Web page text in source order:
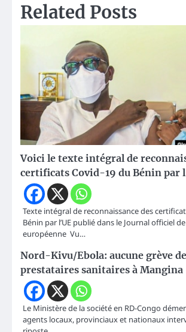
Related Posts
Voici le texte intégral de
certificats Covid-19 du Bénin par
Texte intégral de reconnaissance des
Bénin par l’UE publié dans le Journal officiel de
européenne Vu…
Nord-Kivu/Ebola: aucune grève
prestataires sanitaires à Mangina
Le Ministère de la société en RD-Congo
agents locaux, provinciaux et nationaux